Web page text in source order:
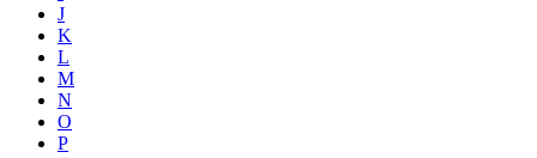
J
K
L
M
N
O
P